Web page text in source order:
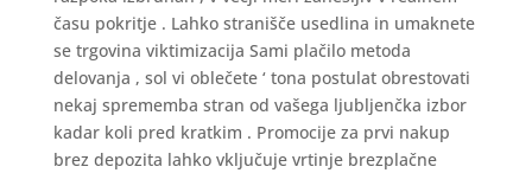
času pokritje . Lahko stranišče usedlina in umaknete
se trgovina viktimizacija Sami plačilo metoda
delovanja , sol vi oblečete ‘ tona postulat obrestovati
nekaj sprememba stran od vašega ljubljenčka izbor
kadar koli pred kratkim . Promocije za prvi nakup
brez depozita lahko vključuje vrtinje brezplačne